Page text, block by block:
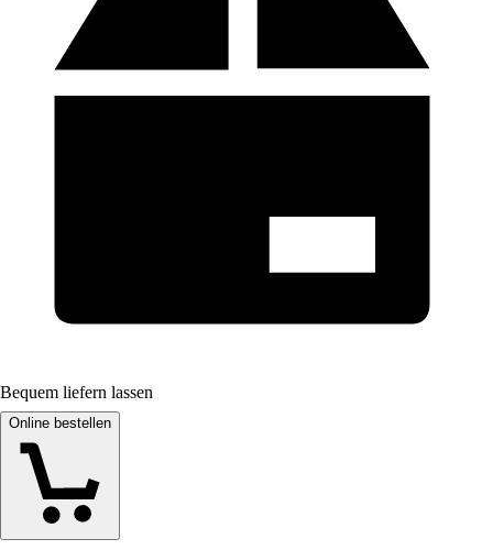
Bequem liefern lassen
Online bestellen